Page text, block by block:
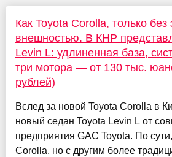
Как Toyota Corolla, только без
внешностью. В КНР
Levin L: удлиненная база,
три мотора — от 130 тыс.
рублей)
Вслед за новой Toyota Corolla в
новый седан Toyota Levin L от
предприятия GAC Toyota. По
Corolla, но с другим более